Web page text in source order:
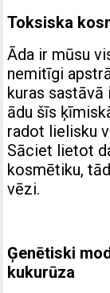
Toksiska
Āda ir mūsu
nemitīgi
kuras sastāvā
ādu šīs
radot lielisku
Sāciet lietot
kosmētiku,
vēzi.
Ģenētiski
kukurūza